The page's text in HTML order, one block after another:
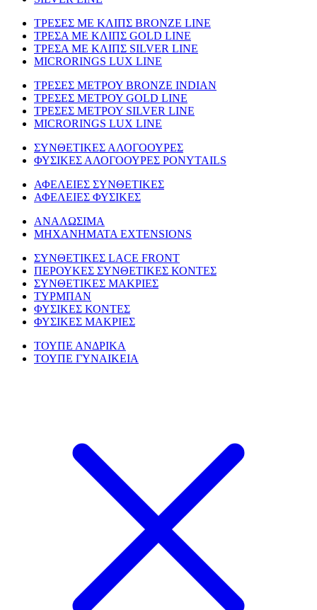
ΤΡΕΣΕΣ ΜΕ ΚΛΙΠΣ BRONZE LINE
ΤΡΕΣΑ ΜΕ ΚΛΙΠΣ GOLD LINE
ΤΡΕΣΑ ΜΕ ΚΛΙΠΣ SILVER LINE
MICRORINGS LUX LINE
TΡΕΣΕΣ ΜΕΤΡΟΥ BRONZE INDIAN
ΤΡΕΣΕΣ ΜΕΤΡΟΥ GOLD LINE
ΤΡΕΣΕΣ ΜΕΤΡΟΥ SILVER LINE
MICRORINGS LUX LINE
ΣΥΝΘΕΤΙΚΕΣ ΑΛΟΓΟΟΥΡΕΣ
ΦΥΣΙΚΕΣ ΑΛΟΓΟΟΥΡΕΣ PONYTAILS
ΑΦΕΛΕΙΕΣ ΣΥΝΘΕΤΙΚΕΣ
ΑΦΕΛΕΙΕΣ ΦΥΣΙΚΕΣ
ΑΝΑΛΩΣΙΜΑ
ΜΗΧΑΝΗΜΑΤΑ EXTENSIONS
ΣΥΝΘΕΤΙΚΕΣ LACE FRONT
ΠΕΡΟΥΚΕΣ ΣΥΝΘΕΤΙΚΕΣ ΚΟΝΤΕΣ
ΣΥΝΘΕΤΙΚΕΣ ΜΑΚΡΙΕΣ
ΤΥΡΜΠΑΝ
ΦΥΣΙΚΕΣ ΚΟΝΤΕΣ
ΦΥΣΙΚΕΣ ΜΑΚΡΙΕΣ
ΤΟΥΠΕ ΑΝΔΡΙΚΑ
ΤΟΥΠΕ ΓΥΝΑΙΚΕΙΑ